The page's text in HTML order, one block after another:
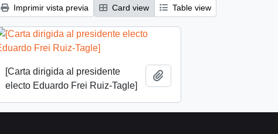
Imprimir vista previa Card view Table view
[Carta dirigida al presidente
electo Eduardo Frei Ruiz-Tagle]